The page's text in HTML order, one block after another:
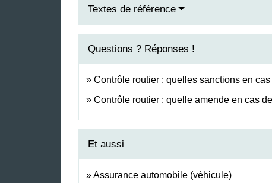
Textes de référence
Questions ? Réponses !
Contrôle routier : quelles sanctions en
Contrôle routier : quelle amende en cas
Et aussi
Assurance automobile (véhicule)